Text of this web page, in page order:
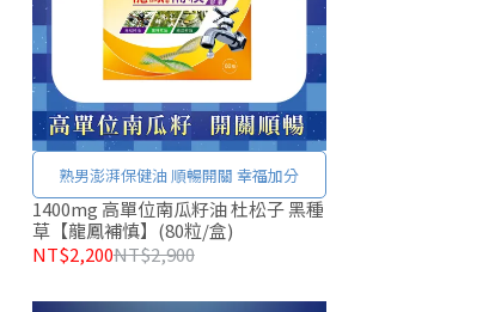
熟男澎湃保健油 順暢開關 幸福加分
1400mg 高單位南瓜籽油 杜松子 黑種
草【龍鳳補慎】(80粒/盒)
NT$2,200NT$2,900